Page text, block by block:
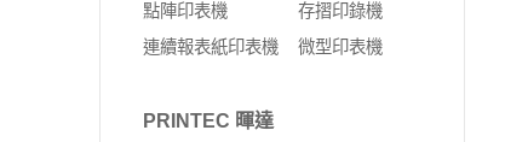
點陣印表機
存摺印錄機
連續報表紙印表機
微型印表機
PRINTEC 暉達